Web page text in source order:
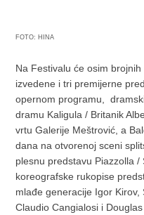
FOTO: HINA
Na Festivalu će osim
izvedene i tri premijerne
opernom programu,
dramu Kaligula / Britanik
vrtu Galerije Meštrović, a
dana na otvorenoj sceni
plesnu predstavu Piazzolla /
koreografske rukopise
mlađe generacije Igor Kirov,
Claudio Cangialosi i Douglas